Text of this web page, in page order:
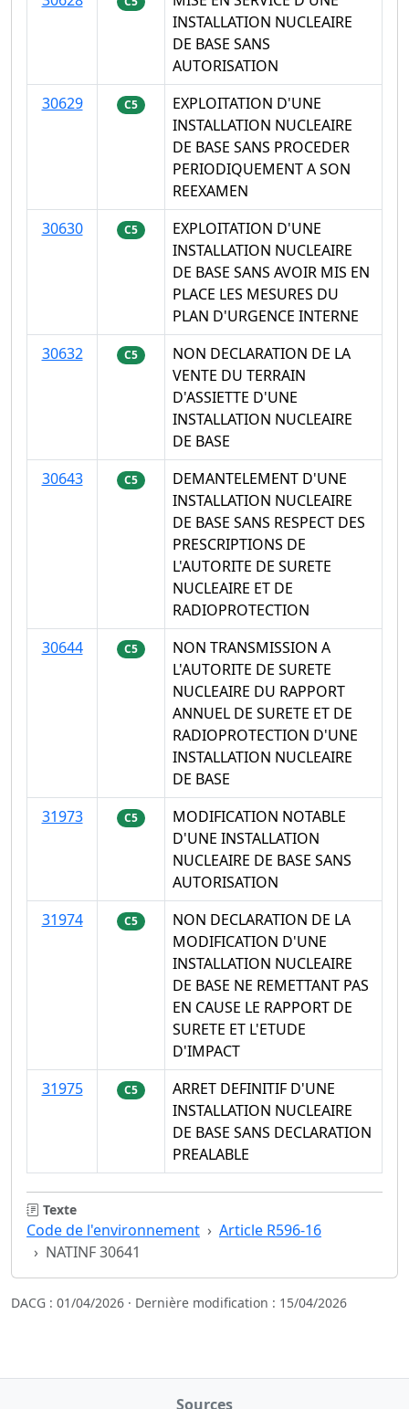
INSTALLATION NUCLEAIRE
DE BASE SANS
AUTORISATION
30629
C5
EXPLOITATION D'UNE
INSTALLATION NUCLEAIRE
DE BASE SANS PROCEDER
PERIODIQUEMENT A SON
REEXAMEN
30630
C5
EXPLOITATION D'UNE
INSTALLATION NUCLEAIRE
DE BASE SANS AVOIR MIS EN
PLACE LES MESURES DU
PLAN D'URGENCE INTERNE
30632
C5
NON DECLARATION DE LA
VENTE DU TERRAIN
D'ASSIETTE D'UNE
INSTALLATION NUCLEAIRE
DE BASE
30643
C5
DEMANTELEMENT D'UNE
INSTALLATION NUCLEAIRE
DE BASE SANS RESPECT DES
PRESCRIPTIONS DE
L'AUTORITE DE SURETE
NUCLEAIRE ET DE
RADIOPROTECTION
30644
C5
NON TRANSMISSION A
L'AUTORITE DE SURETE
NUCLEAIRE DU RAPPORT
ANNUEL DE SURETE ET DE
RADIOPROTECTION D'UNE
INSTALLATION NUCLEAIRE
DE BASE
31973
C5
MODIFICATION NOTABLE
D'UNE INSTALLATION
NUCLEAIRE DE BASE SANS
AUTORISATION
31974
C5
NON DECLARATION DE LA
MODIFICATION D'UNE
INSTALLATION NUCLEAIRE
DE BASE NE REMETTANT PAS
EN CAUSE LE RAPPORT DE
SURETE ET L'ETUDE
D'IMPACT
31975
C5
ARRET DEFINITIF D'UNE
INSTALLATION NUCLEAIRE
DE BASE SANS DECLARATION
PREALABLE
Texte
Code de l'environnement
Article R596-16
NATINF 30641
DACG : 01/04/2026 · Dernière modification : 15/04/2026
Sources